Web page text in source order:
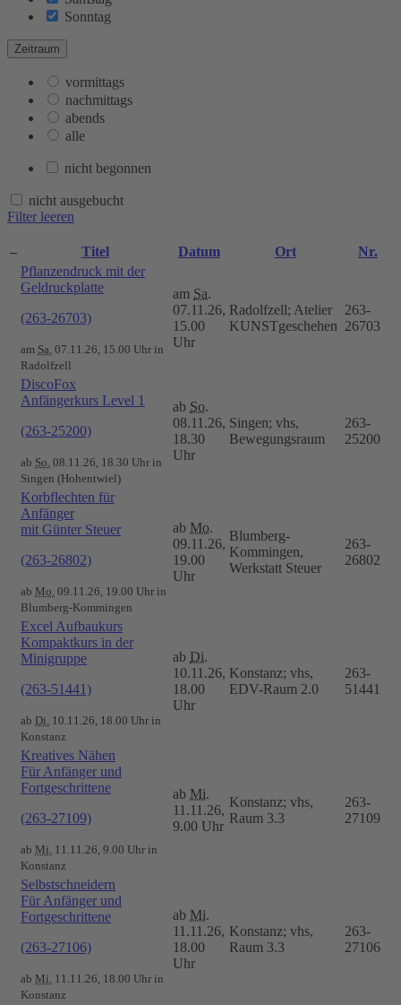
Sonntag
Zeitraum
vormittags
nachmittags
abends
alle
nicht begonnen
nicht ausgebucht
Filter leeren
– Titel Datum Ort
Nr.
Pflanzendruck mit der
Geldruckplatte
(263-26703)
am Sa. 07.11.26, 15.00 Uhr in
Radolfzell
am Sa.
07.11.26,
15.00
Uhr
Radolfzell; Atelier
KUNSTgeschehen
263-
26703
DiscoFox
Anfängerkurs Level 1
(263-25200)
ab So. 08.11.26, 18.30 Uhr in
Singen (Hohentwiel)
ab So.
08.11.26,
18.30
Uhr
Singen; vhs,
Bewegungsraum
263-
25200
Korbflechten für
Anfänger
mit Günter Steuer
(263-26802)
ab Mo. 09.11.26, 19.00 Uhr in
Blumberg-Kommingen
ab Mo.
09.11.26,
19.00
Uhr
Blumberg-
Kommingen,
Werkstatt Steuer
263-
26802
Excel Aufbaukurs
Kompaktkurs in der
Minigruppe
(263-51441)
ab Di. 10.11.26, 18.00 Uhr in
Konstanz
ab Di.
10.11.26,
18.00
Uhr
Konstanz; vhs,
EDV-Raum 2.0
263-
51441
Kreatives Nähen
Für Anfänger und
Fortgeschrittene
(263-27109)
ab Mi. 11.11.26, 9.00 Uhr in
Konstanz
ab Mi.
11.11.26,
9.00 Uhr
Konstanz; vhs,
Raum 3.3
263-
27109
Selbstschneidern
Für Anfänger und
Fortgeschrittene
(263-27106)
ab Mi. 11.11.26, 18.00 Uhr in
Konstanz
ab Mi.
11.11.26,
18.00
Uhr
Konstanz; vhs,
Raum 3.3
263-
27106